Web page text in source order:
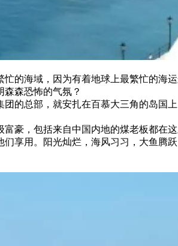
的海域，因为有着地球上最繁忙的海
森恐怖的气氛？
的总部，就安扎在百慕大三角的岛国
豪，包括来自中国内地的煤老板都在
享用。阳光灿烂，海风习习，大鱼腾